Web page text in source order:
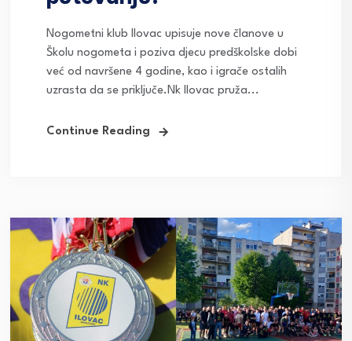
Nogometni klub Ilovac upisuje nove članove u
Školu nogometa i poziva djecu predškolske dobi
već od navršene 4 godine, kao i igrače ostalih
uzrasta da se priključe.Nk Ilovac pruža...
Continue Reading